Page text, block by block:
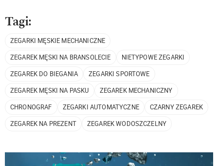
Tagi:
ZEGARKI MĘSKIE MECHANICZNE
ZEGAREK MĘSKI NA BRANSOLECIE
NIETYPOWE ZEGARKI
ZEGAREK DO BIEGANIA
ZEGARKI SPORTOWE
ZEGAREK MĘSKI NA PASKU
ZEGAREK MECHANICZNY
CHRONOGRAF
ZEGARKI AUTOMATYCZNE
CZARNY ZEGAREK
ZEGAREK NA PREZENT
ZEGAREK WODOSZCZELNY